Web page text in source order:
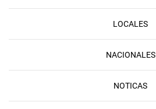
LOCALES
NACIONALES
NOTICAS